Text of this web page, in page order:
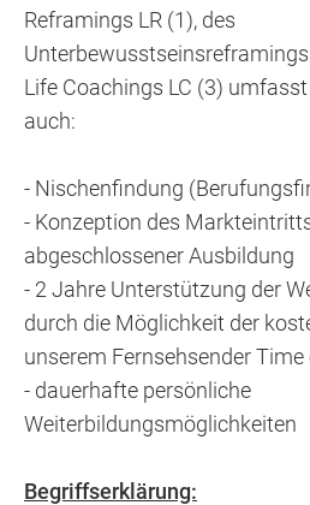
Reframings LR (1), des
Life Coachings LC (3)
auch:
- Nischenfindung
- Konzeption des
abgeschlossener Ausbildung
- 2 Jahre Unterstützung der
durch die Möglichkeit der
unserem Fernsehsender
- dauerhafte persönliche
Weiterbildungsmöglichkeiten
Begriffserklärung: